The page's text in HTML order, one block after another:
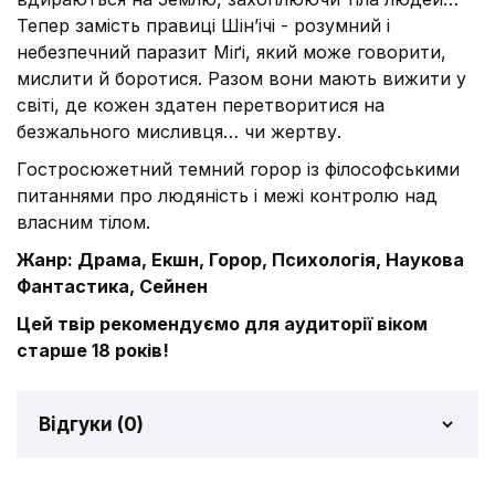
Тепер замість правиці Шінʼічі - розумний і
небезпечний паразит Міґі, який може говорити,
мислити й боротися. Разом вони мають вижити у
світі, де кожен здатен перетворитися на
безжального мисливця… чи жертву.
Гостросюжетний темний горор із філософськими
питаннями про людяність і межі контролю над
власним тілом.
Жанр: Драма, Екшн, Горор, Психологія, Наукова
Фантастика, Сейнен
Цей твір рекомендуємо для аудиторії віком
старше 18 років!
Відгуки (0)